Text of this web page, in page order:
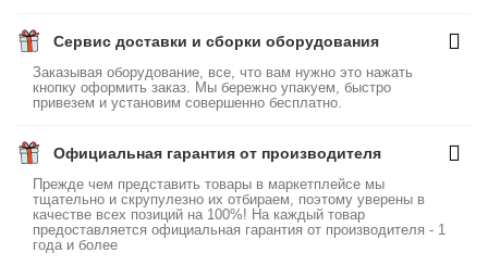
Сервис доставки и сборки оборудования
Заказывая оборудование, все, что вам нужно это нажать
кнопку оформить заказ. Мы бережно упакуем, быстро
привезем и установим совершенно бесплатно.
Официальная гарантия от производителя
Прежде чем представить товары в маркетплейсе мы
тщательно и скрупулезно их отбираем, поэтому уверены в
качестве всех позиций на 100%! На каждый товар
предоставляется официальная гарантия от производителя - 1
года и более